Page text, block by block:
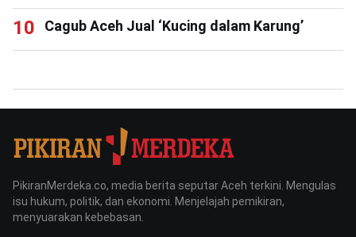
Cagub Aceh Jual ‘Kucing dalam Karung’
PikiranMerdeka.co, media berita seputar Aceh terkini. Mengulas
isu hukum, politik, dan ekonomi. Menjelajah pemikiran,
menyuarakan kebebasan.